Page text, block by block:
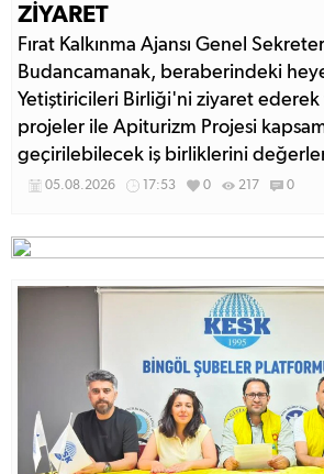
ZİYARET
Fırat Kalkınma Ajansı Genel
Budancamanak, beraberindeki
Yetiştiricileri Birliği'ni ziyaret
projeler ile Apiturizm Projesi
geçirilebilecek iş birliklerini
05.08.2026 17:53 0 217 0